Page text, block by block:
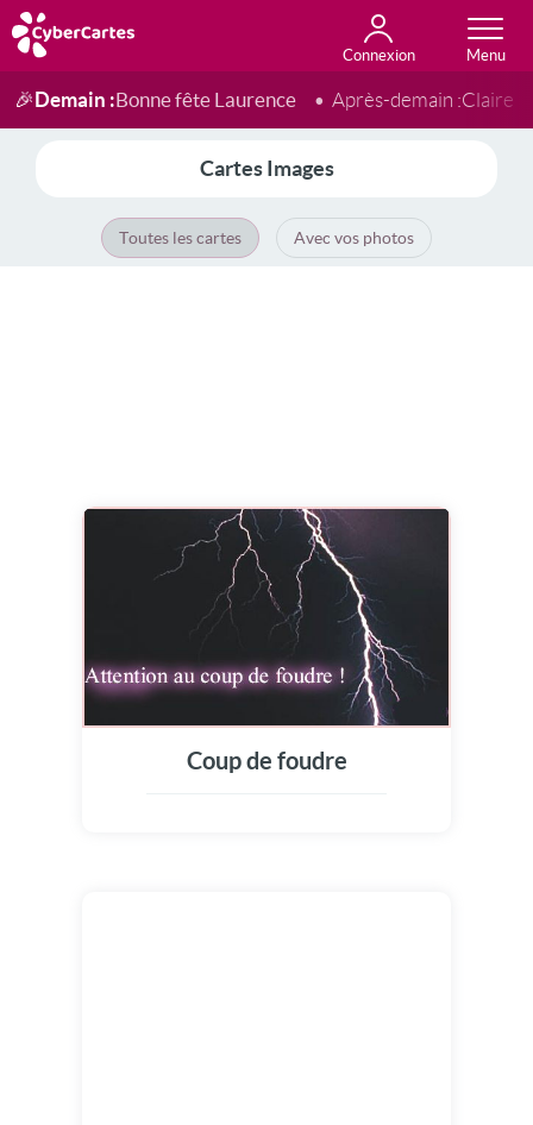
Connexion
Anniversaire
Fête du jour
Amour
Amitié
Merci
Toutes les cartes
🎉Demain :Bonne fête Laurence Après-demain :Claire
Cartes Images
Toutes les cartes Avec vos photos
Coup de foudre